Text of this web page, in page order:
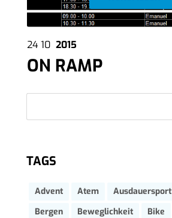
24 10 2015
ON RAMP
TAGS
Advent Atem Ausdauersport
Bergen
Beweglichkeit Bike